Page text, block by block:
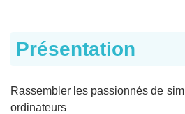
Présentation
Rassembler les passionnés de
ordinateurs